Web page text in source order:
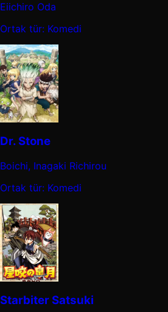
Eiichiro Oda
Ortak tür: Komedi
Dr. Stone
Boichi, Inagaki Richirou
Ortak tür: Komedi
Starbiter Satsuki